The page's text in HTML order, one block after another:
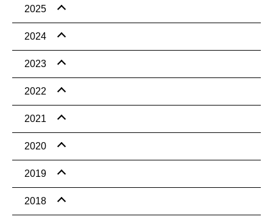
2025
2024
2023
2022
2021
2020
2019
2018